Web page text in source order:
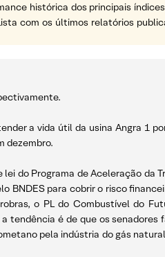
histórica dos principais
com os últimos relatórios
a vida útil da usina Angra 1
dezembro.
do Programa de Aceleração da
BNDES para cobrir o risco
o PL do Combustível do
tendência é de que os senadores
pela indústria do gás